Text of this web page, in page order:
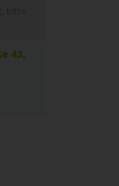
bitte
43,